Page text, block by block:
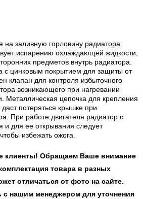
на заливную горловину радиатора
испарению охлаждающей жидкости,
предметов внутрь радиатора.
с цинковым покрытием для защиты от
клапан для контроля избыточного
возникающего при нагревании
Металлическая цепочка для крепления
потеряться крышке при
При работе двигателя радиатор с
и для ее открывания следует
избежать ожога.
клиенты! Обращаем Ваше внимание
товара в разных
отличаться от фото на сайте.
с нашим менеджером для уточнения